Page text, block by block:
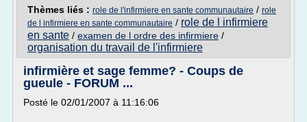
Thèmes liés : role de l'infirmiere en sante communautaire / role
de l infirmiere en sante communautaire / role de l infirmiere
en sante / examen de l ordre des infirmiere /
organisation du travail de l'infirmiere
infirmière et sage femme? - Coups de
gueule - FORUM ...
Posté le 02/01/2007 à 11:16:06